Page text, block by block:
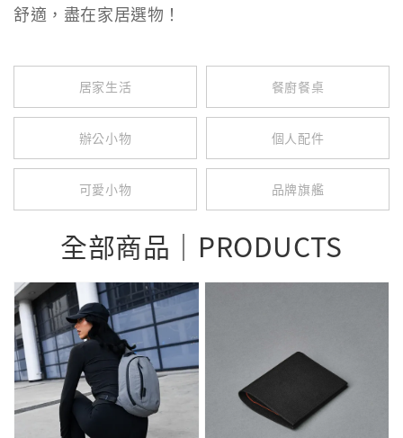
舒適，盡在家居選物！
居家生活 餐廚餐桌
辦公小物 個人配件
可愛小物 品牌旗艦
全部商品｜PRODUCTS